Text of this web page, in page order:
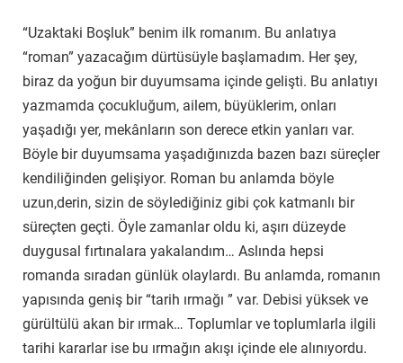
“Uzaktaki Boşluk” benim ilk romanım. Bu anlatıya
“roman” yazacağım dürtüsüyle başlamadım. Her şey,
biraz da yoğun bir duyumsama içinde gelişti. Bu anlatıyı
yazmamda çocukluğum, ailem, büyüklerim, onları
yaşadığı yer, mekânların son derece etkin yanları var.
Böyle bir duyumsama yaşadığınızda bazen bazı süreçler
kendiliğinden gelişiyor. Roman bu anlamda böyle
uzun,derin, sizin de söylediğiniz gibi çok katmanlı bir
süreçten geçti. Öyle zamanlar oldu ki, aşırı düzeyde
duygusal fırtınalara yakalandım… Aslında hepsi
romanda sıradan günlük olaylardı. Bu anlamda, romanın
yapısında geniş bir “tarih ırmağı ” var. Debisi yüksek ve
gürültülü akan bir ırmak… Toplumlar ve toplumlarla ilgili
tarihi kararlar ise bu ırmağın akışı içinde ele alınıyordu.